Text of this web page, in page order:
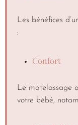
Les bénéfices
:
Confort
Le matelassage
votre bébé,